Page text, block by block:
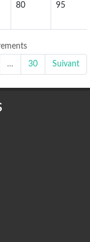
80 95
… 30 Suivant